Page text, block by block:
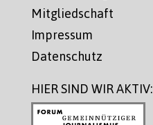
Mitgliedschaft
Impressum
Datenschutz
HIER SIND WIR AKTIV: